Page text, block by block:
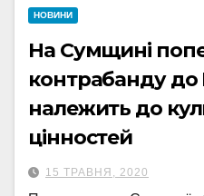
НОВИНИ
На Сумщині
контрабанду до
належить до
цінностей
15 ТРАВНЯ, 2020